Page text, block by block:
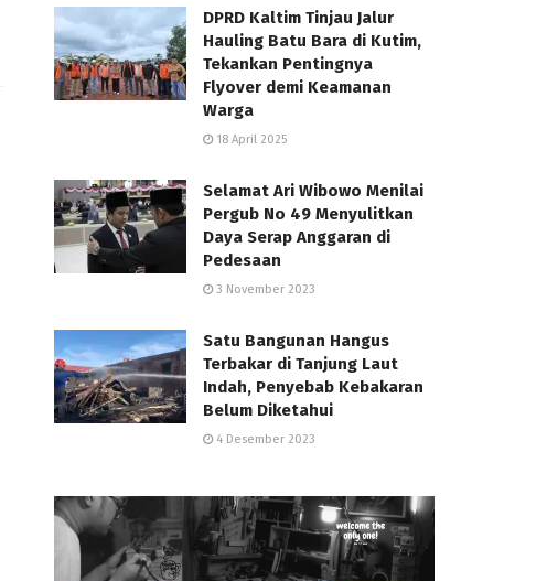
DPRD Kaltim Tinjau Jalur
Hauling Batu Bara di Kutim,
Tekankan Pentingnya
Flyover demi Keamanan
Warga
18 April 2025
Selamat Ari Wibowo Menilai
Pergub No 49 Menyulitkan
Daya Serap Anggaran di
Pedesaan
3 November 2023
Satu Bangunan Hangus
Terbakar di Tanjung Laut
Indah, Penyebab Kebakaran
Belum Diketahui
4 Desember 2023